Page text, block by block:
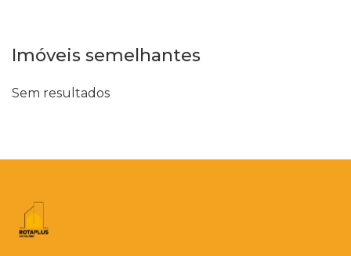
Imóveis semelhantes
Sem resultados